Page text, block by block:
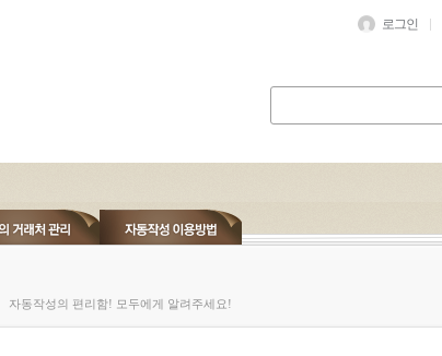
로그인
자동작성의 편리함! 모두에게 알려주세요!